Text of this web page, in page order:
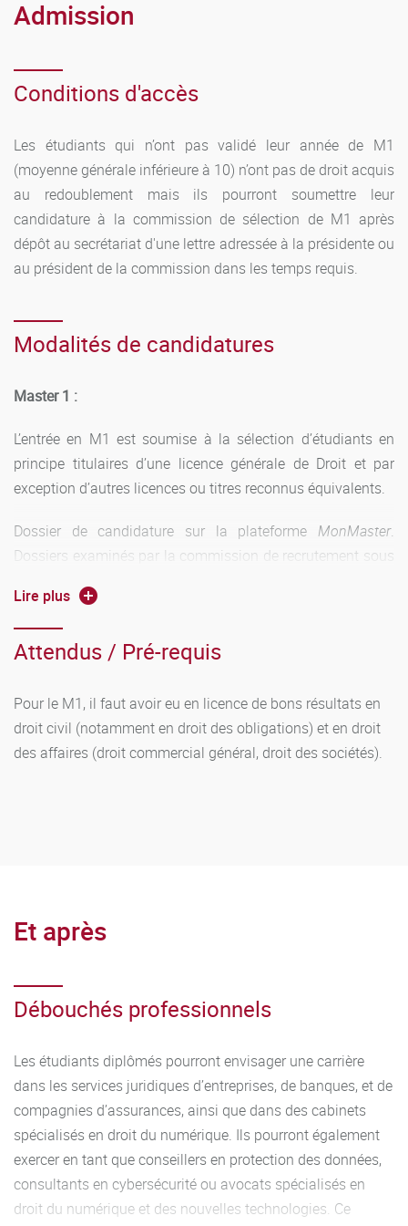
Masters peut décider de soumettre au régime spécial un
En ce qui concerne les matières qui sont accompagnées de
organisé sous la forme d'un examen écrit dans les mêmes
conditions que celles prévues pour les examens du régime
général. Pour les autres épreuves s'applique le régime
général.
En M1: Les étudiants partant un semestre dans une
doivent valider ce semestre à l’étranger sur une base d’un
minimum de 30 crédits européens. Le choix des matières
doit correspondre au profil du Master et doit être agréé par
les responsables de la filière et par le ou la vice-doyen(ne)
de l’UFR DSEP responsable des relations internationales.
éventuellement, spécial).
Admission
Conditions d'accès
Les étudiants qui n’ont pas validé leur année de M1
(moyenne générale inférieure à 10) n’ont pas de droit acquis
au redoublement mais ils pourront soumettre leur
candidature à la commission de sélection de M1 après
dépôt au secrétariat d'une lettre adressée à la présidente ou
au président de la commission dans les temps requis.
Modalités de candidatures
Master 1 :
L’entrée en M1 est soumise à la sélection d’étudiants en
principe titulaires d’une licence générale de Droit et par
exception d’autres licences ou titres reconnus équivalents.
Dossier de candidature sur la plateforme MonMaster.
Dossiers examinés par la commission de recrutement sous
Lire plus
Attendus / Pré-requis
Pour le M1, il faut avoir eu en licence de bons résultats en
droit civil (notamment en droit des obligations) et en droit
des affaires (droit commercial général, droit des sociétés).
Et après
Débouchés professionnels
Les étudiants diplômés pourront envisager une carrière
dans les services juridiques d’entreprises, de banques, et de
compagnies d’assurances, ainsi que dans des cabinets
spécialisés en droit du numérique. Ils pourront également
exercer en tant que conseillers en protection des données,
consultants en cybersécurité ou avocats spécialisés en
droit du numérique et des nouvelles technologies. Ce